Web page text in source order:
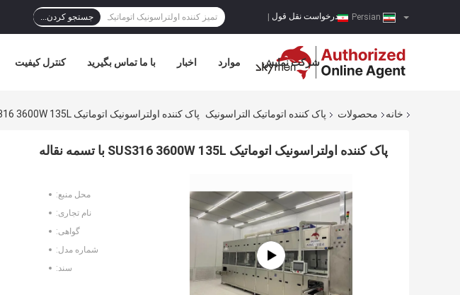
درخواست نقل قول جستجو کردن...
کنترل کیفیت با ما تماس بگیرید اخبار موارد شرکت نمایش
خانه محصولات پاک کننده اتوماتیک التراسونیک پاک کننده اولتراسونیک اتوماتیک SUS316 3600W 135L با تسمه نقاله
پاک کننده اولتراسونیک اتوماتیک SUS316 3600W 135L با تسمه نقاله
محل منبع:
نام تجاری:
گواهی:
شماره مدل:
سند: